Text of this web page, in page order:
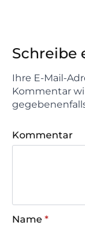
Schreibe
Ihre E-Mail-
Kommentar
Kommentar
Name *